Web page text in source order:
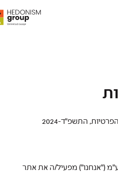
("אנחנו") מפעיל/ה את אתר